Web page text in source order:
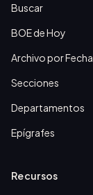
Buscar
BOE de Hoy
Archivo por
Secciones
Departamentos
Epígrafes
Recursos